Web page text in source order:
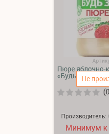
Не
Пюре яблочно-
«Будь здоров»
Производитель:
Минимум к